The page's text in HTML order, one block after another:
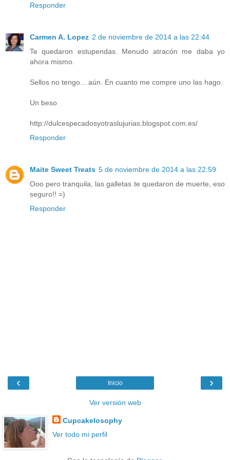
Responder
Carmen A. Lopez 2 de noviembre de 2014 a las 22:44
Te quedaron estupendas. Menudo atracón me daba yo
ahora mismo.
Sellos no tengo... aún. En cuanto me compre uno las hago.
Un beso
http://dulcespecadosyotraslujurias.blogspot.com.es/
Responder
Maite Sweet Treats 5 de noviembre de 2014 a las 22:59
Ooo pero tranquila, las galletas te quedaron de muerte, eso
seguro!! =)
Responder
‹ ›
Inicio
Ver versión web
Cupcakelosophy
Ver todo mi perfil